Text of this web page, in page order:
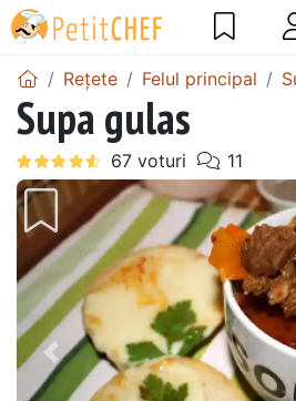
Rețete Felul principal
Supa gulas
Precedentul